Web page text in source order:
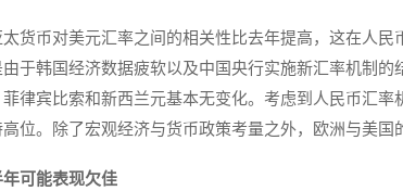
货币对美元汇率之间的相关性比去年提高，这在人
于韩国经济数据疲软以及中国央行实施新汇率机制
律宾比索和新西兰元基本无变化。考虑到人民币汇
位。除了宏观经济与货币政策考量之外，欧洲与美国
可能表现欠佳